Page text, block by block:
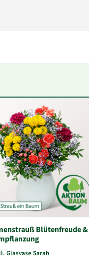
Blütenfreude &
Glasvase Sarah